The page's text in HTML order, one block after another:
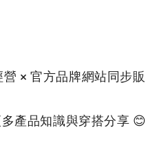
× 官方品牌網站同步販
產品知識與穿搭分享 😊